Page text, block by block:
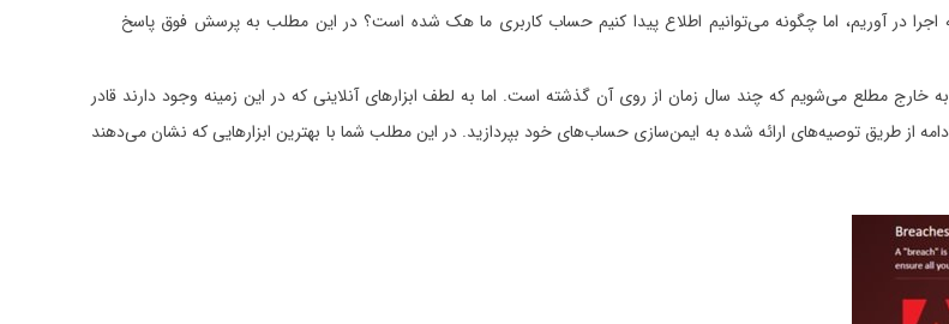
اجرا در آوریم، اما چگونه می‌توانیم اطلاع پیدا کنیم حساب کاربری ما هک شده است؟ در این مطلب به پرسش فوق پاسخ
خارج مطلع می‌شویم که چند سال زمان از روی آن گذشته است. اما به لطف ابزارهای آنلاینی که در این زمینه وجود دارند قادر
از طریق توصیه‌های ارائه شده به ایمن‌سازی حساب‌های خود بپردازید. در این مطلب شما با بهترین ابزارهایی که نشان می‌دهند